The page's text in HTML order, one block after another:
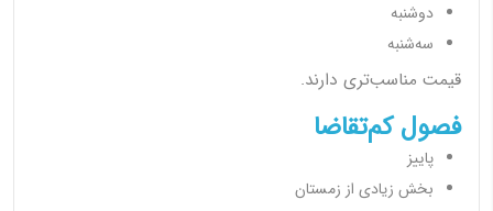
دوشنبه
سه‌شنبه
قیمت مناسب‌تری دارند.
فصول کم‌تقاضا
پاییز
بخش زیادی از زمستان